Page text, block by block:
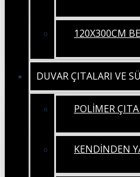
120X300CM
DUVAR ÇITALARI VE
POLİMER
KENDİNDEN